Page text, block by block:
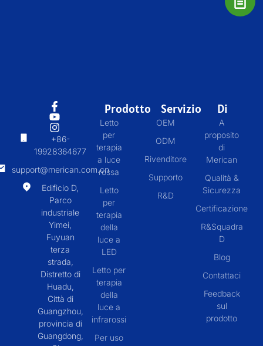
+86-
19928364677
support@merican.com.cn
Edificio D,
Parco
industriale
Yimei,
Fuyuan
terza
strada,
Distretto di
Huadu,
Città di
Guangzhou,
provincia di
Guangdong,
Prodotto
Letto
per
terapia
a luce
rossa
Letto
per
terapia
della
luce a
LED
Letto per
terapia
della
luce a
infrarossi
Per uso
Servizio
OEM
ODM
Rivenditore
Supporto
R&D
Di
A
proposito
di
Merican
Qualità &
Sicurezza
Certificazione
R&Squadra
D
Blog
Contattaci
Feedback
sul
prodotto